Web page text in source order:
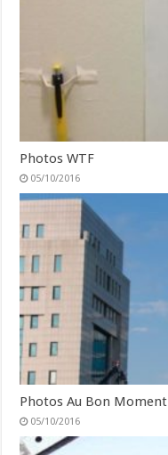
Photos WTF
05/10/2016
Photos Au Bon Moment
05/10/2016